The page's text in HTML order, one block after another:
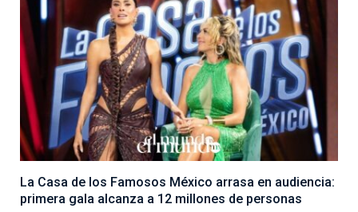
La Casa de los Famosos México arrasa en audiencia:
primera gala alcanza a 12 millones de personas